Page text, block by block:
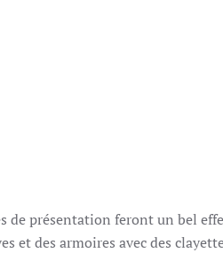
de présentation feront un bel
et des armoires avec des